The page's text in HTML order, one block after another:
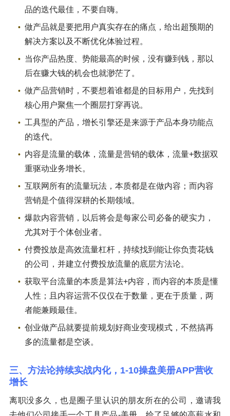
品的迭代最佳，不要自嗨。
做产品就是要把用户真实存在的痛点，给出超预期的
解决方案以及不断优化体验过程。
当你产品热度、势能最高的时候，没有赚到钱，那以
后在赚大钱的机会也就渺茫了。
做产品营销时，不要想着谁都是的目标用户，先找到
核心用户聚焦一个圈层打穿再说。
工具型的产品，增长引擎还是来源于产品本身功能点
的迭代。
内容是流量的载体，流量是营销的载体，流量+数据双
重驱动业务增长。
互联网所有的流量玩法，本质都是在做内容；而内容
营销是个值得深耕的长期领域。
爆款内容营销，以后将会是每家公司必备的硬实力，
尤其对于个体创业者。
付费投放是高效流量杠杆，持续找到能让你负责花钱
的公司，并建立付费投放流量的底层方法论。
获取平台流量的本质是算法+内容，而内容的本质是懂
人性；且内容运营不仅仅在于数量，更在于质量，两
者能兼顾最佳。
创业做产品就要提前规划好商业变现模式，不然搞再
多的流量都是空谈。
三、方法论持续实战内化，1-10操盘美册APP营收
增长
离职没多久，也是圈子里认识的朋友所在的公司，邀请我